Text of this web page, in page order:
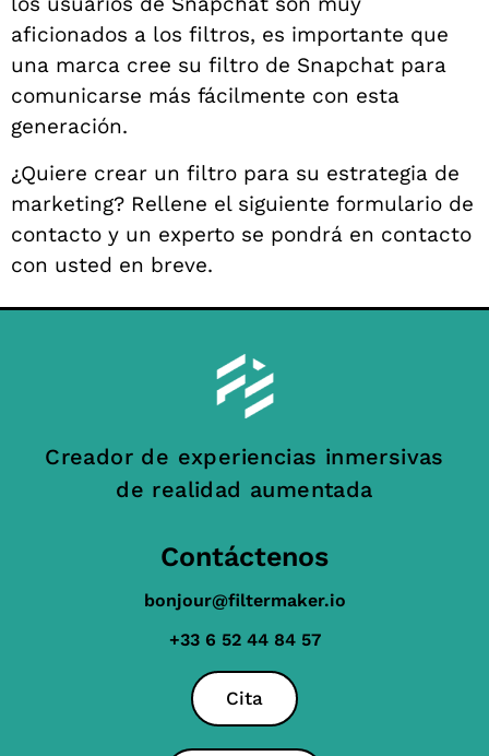
aficionados a los filtros, es importante que
una marca cree su filtro de Snapchat para
comunicarse más fácilmente con esta
generación.
¿Quiere crear un filtro para su estrategia de
marketing? Rellene el siguiente formulario de
contacto y un experto se pondrá en contacto
con usted en breve.
Creador de experiencias inmersivas
de realidad aumentada
Contáctenos
bonjour@filtermaker.io
+33 6 52 44 84 57
Cita